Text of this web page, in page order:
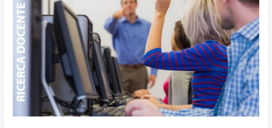
docenti
di
laboratorio
informatico
e
programmazione